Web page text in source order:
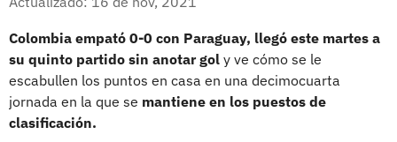
Colombia empató 0-0 con Paraguay, llegó este martes a
su quinto partido sin anotar gol y ve cómo se le
escabullen los puntos en casa en una decimocuarta
jornada en la que se mantiene en los puestos de
clasificación.